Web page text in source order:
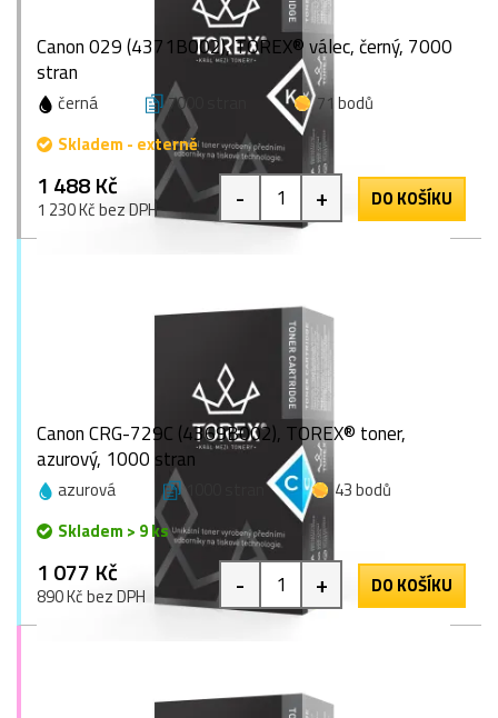
Canon 029 (4371B002), TOREX® válec, černý, 7000
stran
černá 7000 stran
71 bodů
Skladem - externě
1 488 Kč
1 230 Kč bez DPH - + DO KOŠÍKU
Canon CRG-729C (4369B002), TOREX® toner,
azurový, 1000 stran
azurová 1000 stran
43 bodů
Skladem > 9 ks
1 077 Kč
890 Kč bez DPH - + DO KOŠÍKU